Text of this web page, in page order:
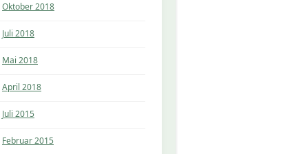
Oktober 2018
Juli 2018
Mai 2018
April 2018
Juli 2015
Februar 2015